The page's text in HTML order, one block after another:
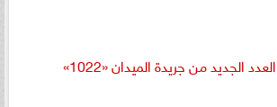
العدد الجديد من جريدة الميدان «1022»